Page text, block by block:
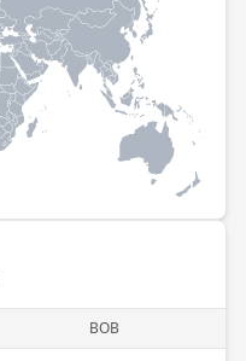
BOB